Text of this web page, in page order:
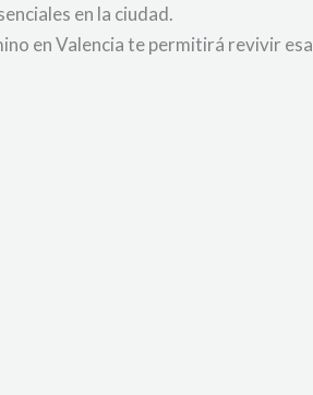
en la ciudad.
en Valencia te permitirá revivir esa